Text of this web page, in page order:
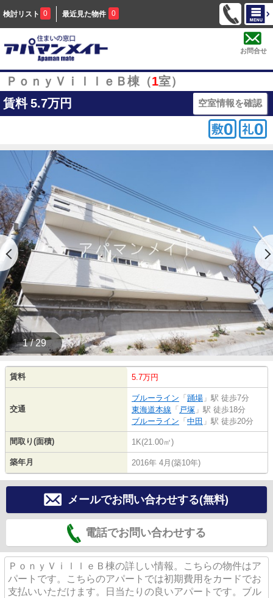
検討リスト 0 最近見た物件 0
お問合せ
ＰｏｎｙＶｉｌｌｅＢ棟（1室）
賃料 5.7万円 空室情報を確認
1 / 29
賃料 5.7万円
交通
ブルーライン 「 踊場 」駅 徒歩7分
東海道本線 「 戸塚 」駅 徒歩18分
ブルーライン 「 中田 」駅 徒歩20分
間取り(面積) 1K(21.00㎡)
築年月 2016年 4月(築10年)
メールでお問い合わせする(無料)
電話でお問い合わせする
ＰｏｎｙＶｉｌｌｅＢ棟の詳しい情報。こちらの物件はア
パートです。こちらのアパートでは初期費用をカードでお
支払いいただけます。日当たりの良いアパートです。ブル